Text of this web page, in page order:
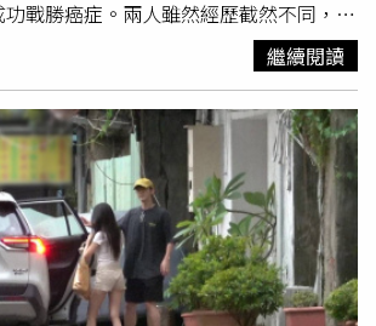
戰勝癌症。兩人雖然經歷截然不同，卻
屬於自己的幸福人生，也成為節目最受
分享自己15歲時愛上大12歲丈夫，交往
歲升格當阿嬤。（圖／翻攝自X，
，育有3名子女的藝人小森純前往廣島縣
她回憶，自己15歲時對當時27歲的丈夫
展開猛烈追求，兩人正式交往僅短短1個
。這段往事讓小森純忍不住驚呼：「這
主持群也對兩人感情發展速度感到不可
姻從一開始就充滿考驗。NARU表示，
人交往與結婚，婚後她更得知丈夫背負
繼續閱讀